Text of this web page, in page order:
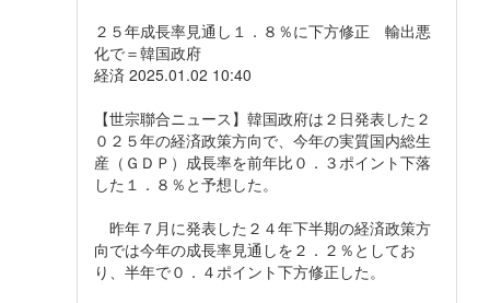
２５年成長率見通し１．８％に下方修正 輸出悪
化で＝韓国政府
経済 2025.01.02 10:40
【世宗聯合ニュース】韓国政府は２日発表した２
０２５年の経済政策方向で、今年の実質国内総生
産（ＧＤＰ）成長率を前年比０．３ポイント下落
した１．８％と予想した。
昨年７月に発表した２４年下半期の経済政策方
向では今年の成長率見通しを２．２％としてお
り、半年で０．４ポイント下方修正した。